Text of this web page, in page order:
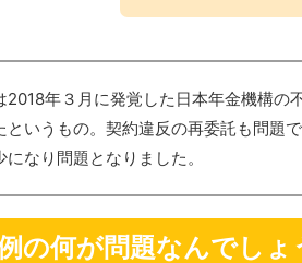
2018年３月に発覚した日本年金機構
というもの。契約違反の再委託も問題
なり問題となりました。
の何が問題なんでしょ